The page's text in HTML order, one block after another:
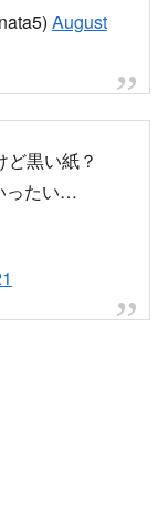
August
黒い紙？
ったい…